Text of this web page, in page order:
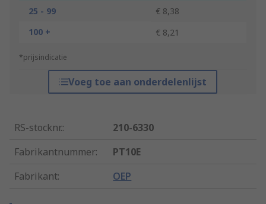
25 - 99
€ 8,38
100 +
€ 8,21
*prijsindicatie
Voeg toe aan onderdelenlijst
RS-stocknr.:
210-6330
Fabrikantnummer:
PT10E
Fabrikant: OEP